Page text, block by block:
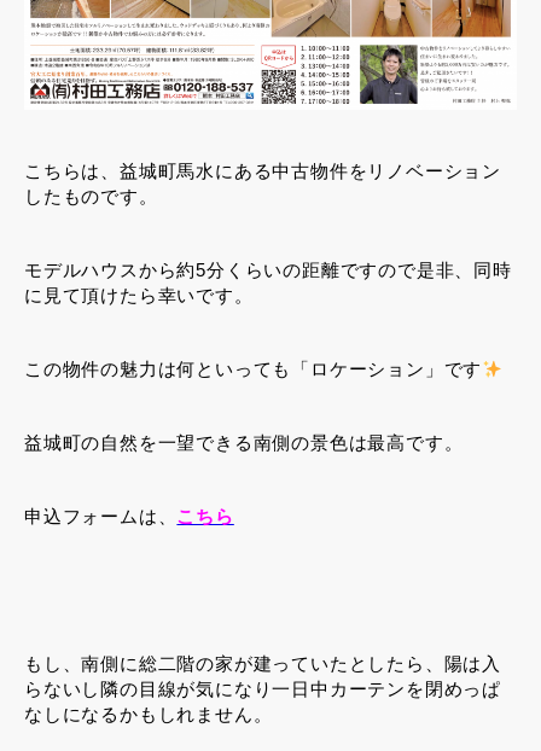
こちらは、益城町馬水にある中古物件をリノベーション
したものです。
モデルハウスから約5分くらいの距離ですので是非、同時
に見て頂けたら幸いです。
この物件の魅力は何といっても「ロケーション」です
益城町の自然を一望できる南側の景色は最高です。
申込フォームは、 こちら
もし、南側に総二階の家が建っていたとしたら、陽は入
らないし隣の目線が気になり一日中カーテンを閉めっぱ
なしになるかもしれません。